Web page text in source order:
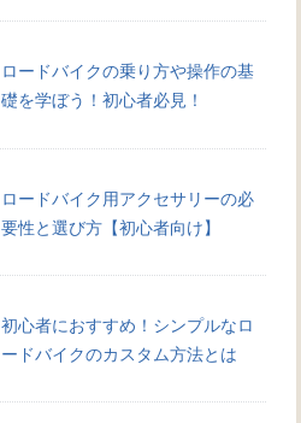
ロードバイクの乗り方や操作の基
礎を学ぼう！初心者必見！
ロードバイク用アクセサリーの必
要性と選び方【初心者向け】
初心者におすすめ！シンプルなロ
ードバイクのカスタム方法とは